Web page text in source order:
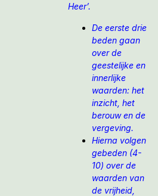
Heer’.
De eerste drie
beden gaan
over de
geestelijke en
innerlijke
waarden: het
inzicht, het
berouw en de
vergeving.
Hierna volgen
gebeden (4-
10) over de
waarden van
de vrijheid,